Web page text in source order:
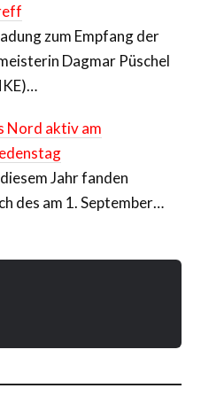
zum Empfang der
Dagmar Püschel
Nord aktiv am
Jahr fanden
des am 1. September…